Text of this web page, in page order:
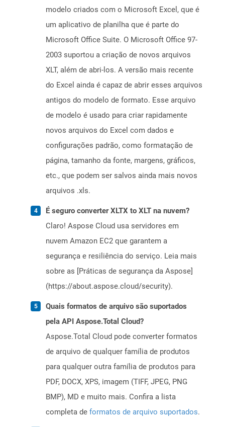
modelo criados com o Microsoft Excel, que é
um aplicativo de planilha que é parte do
Microsoft Office Suite. O Microsoft Office 97-
2003 suportou a criação de novos arquivos
XLT, além de abri-los. A versão mais recente
do Excel ainda é capaz de abrir esses arquivos
antigos do modelo de formato. Esse arquivo
de modelo é usado para criar rapidamente
novos arquivos do Excel com dados e
configurações padrão, como formatação de
página, tamanho da fonte, margens, gráficos,
etc., que podem ser salvos ainda mais novos
arquivos .xls.
É seguro converter XLTX to XLT na nuvem?
Claro! Aspose Cloud usa servidores em
nuvem Amazon EC2 que garantem a
segurança e resiliência do serviço. Leia mais
sobre as [Práticas de segurança da Aspose]
(https://about.aspose.cloud/security).
Quais formatos de arquivo são suportados
pela API Aspose.Total Cloud?
Aspose.Total Cloud pode converter formatos
de arquivo de qualquer família de produtos
para qualquer outra família de produtos para
PDF, DOCX, XPS, imagem (TIFF, JPEG, PNG
BMP), MD e muito mais. Confira a lista
completa de formatos de arquivo suportados.